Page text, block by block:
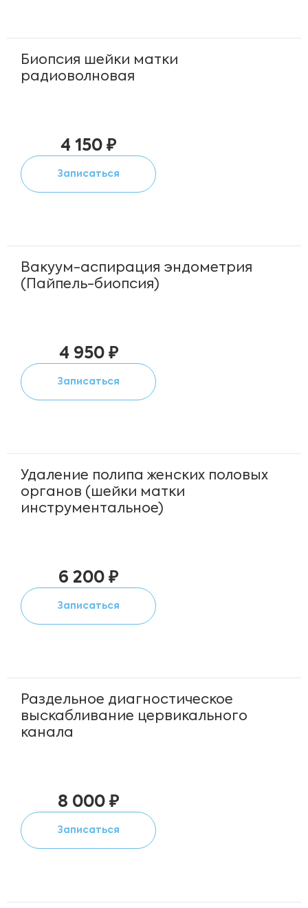
Биопсия шейки матки
радиоволновая
4 150 ₽
Записаться
Вакуум-аспирация эндометрия
(Пайпель-биопсия)
4 950 ₽
Записаться
Удаление полипа женских половых
органов (шейки матки
инструментальное)
6 200 ₽
Записаться
Раздельное диагностическое
выскабливание цервикального
канала
8 000 ₽
Записаться